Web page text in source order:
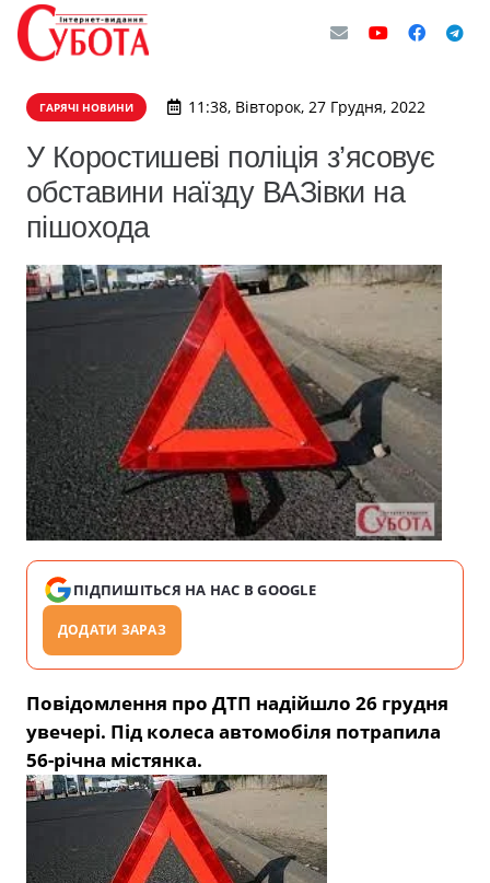
ГАРЯЧІ НОВИНИ 11:38, Вівторок, 27 Грудня, 2022
У Коростишеві поліція з’ясовує
обставини наїзду ВАЗівки на
пішохода
ПІДПИШІТЬСЯ НА НАС В GOOGLE
ДОДАТИ ЗАРАЗ
Повідомлення про ДТП надійшло 26 грудня
увечері. Під колеса автомобіля потрапила
56-річна містянка.